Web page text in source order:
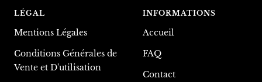
LÉGAL
Mentions Légales
Conditions Générales de
Vente et D'utilisation
INFORMATIONS
Accueil
FAQ
Contact